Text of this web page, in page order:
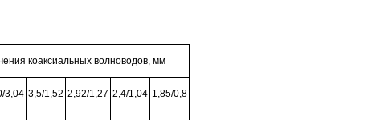
коаксиальных волноводов, мм
3,04 3,5/1,52 2,92/1,27 2,4/1,04 1,85/0,8